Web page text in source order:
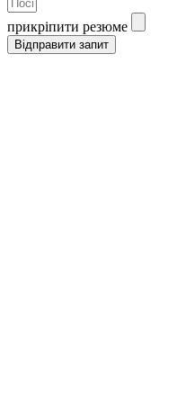
прикріпити резюме
Відправити запит